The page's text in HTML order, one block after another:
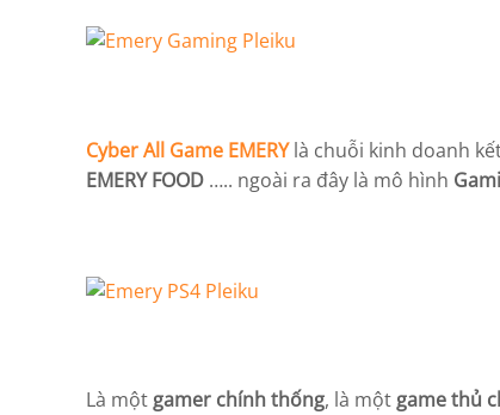
Cyber All Game EMERYlà chuỗi kinh doanh
EMERY FOOD ….. ngoài ra đây là mô hình
Là một gamer chính thống, là một game thủ